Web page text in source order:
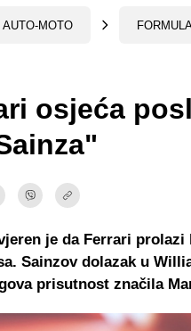
AUTO-MOTO
osjeća
je da Ferrari
Sainzov dolazak u
prisutnost značila